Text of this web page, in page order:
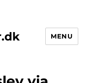
MENU